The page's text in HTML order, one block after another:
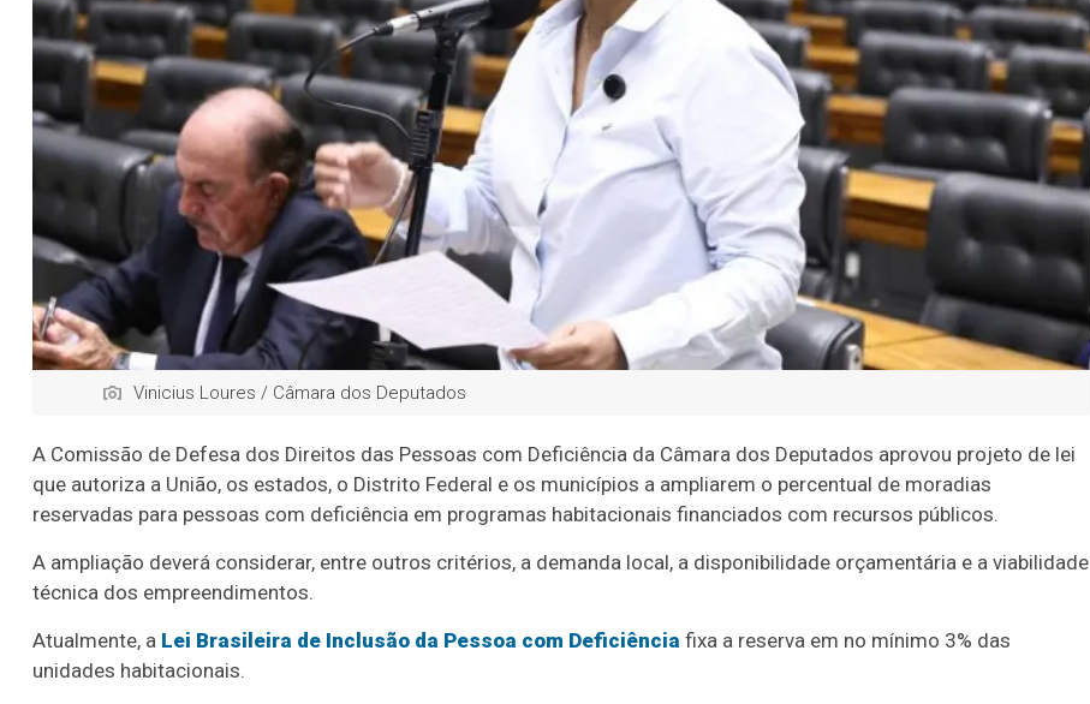
Vinicius Loures / Câmara dos Deputados
A Comissão de Defesa dos Direitos das Pessoas com Deficiência da Câmara dos Deputados aprovou projeto de lei
que autoriza a União, os estados, o Distrito Federal e os municípios a ampliarem o percentual de moradias
reservadas para pessoas com deficiência em programas habitacionais financiados com recursos públicos.
A ampliação deverá considerar, entre outros critérios, a demanda local, a disponibilidade orçamentária e a viabilidade
técnica dos empreendimentos.
Atualmente, a Lei Brasileira de Inclusão da Pessoa com Deficiência fixa a reserva em no mínimo 3% das
unidades habitacionais.